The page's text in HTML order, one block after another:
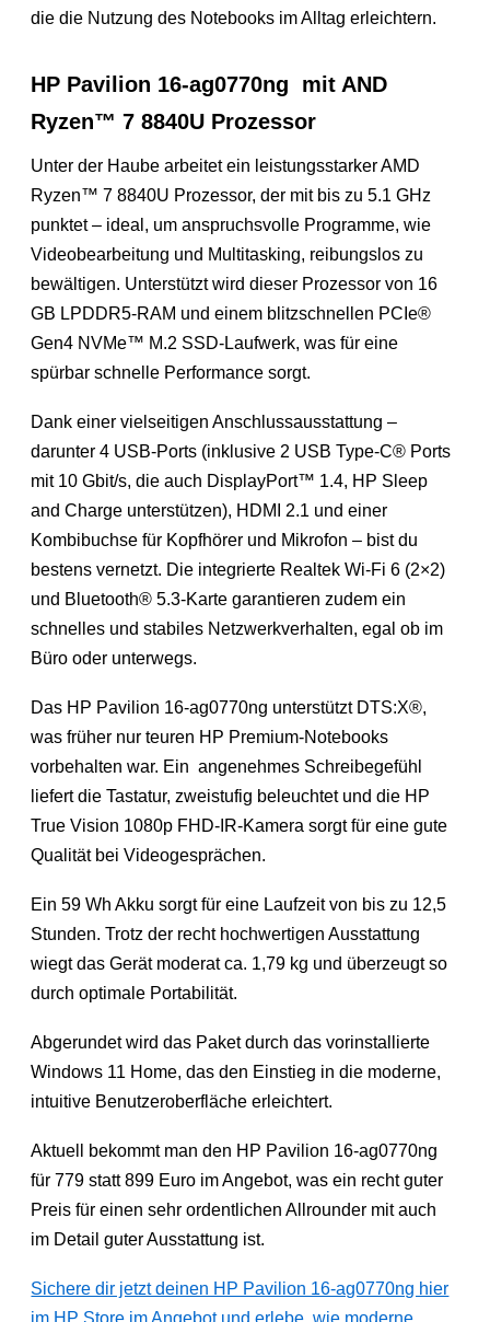
die die Nutzung des Notebooks im Alltag erleichtern.
HP Pavilion 16-ag0770ng mit AND
Ryzen™ 7 8840U Prozessor
Unter der Haube arbeitet ein leistungsstarker AMD
Ryzen™ 7 8840U Prozessor, der mit bis zu 5.1 GHz
punktet – ideal, um anspruchsvolle Programme, wie
Videobearbeitung und Multitasking, reibungslos zu
bewältigen. Unterstützt wird dieser Prozessor von 16
GB LPDDR5-RAM und einem blitzschnellen PCIe®
Gen4 NVMe™ M.2 SSD-Laufwerk, was für eine
spürbar schnelle Performance sorgt.
Dank einer vielseitigen Anschlussausstattung –
darunter 4 USB-Ports (inklusive 2 USB Type-C® Ports
mit 10 Gbit/s, die auch DisplayPort™ 1.4, HP Sleep
and Charge unterstützen), HDMI 2.1 und einer
Kombibuchse für Kopfhörer und Mikrofon – bist du
bestens vernetzt. Die integrierte Realtek Wi-Fi 6 (2×2)
und Bluetooth® 5.3-Karte garantieren zudem ein
schnelles und stabiles Netzwerkverhalten, egal ob im
Büro oder unterwegs.
Das HP Pavilion 16-ag0770ng unterstützt DTS:X®,
was früher nur teuren HP Premium-Notebooks
vorbehalten war. Ein angenehmes Schreibegefühl
liefert die Tastatur, zweistufig beleuchtet und die HP
True Vision 1080p FHD-IR-Kamera sorgt für eine gute
Qualität bei Videogesprächen.
Ein 59 Wh Akku sorgt für eine Laufzeit von bis zu 12,5
Stunden. Trotz der recht hochwertigen Ausstattung
wiegt das Gerät moderat ca. 1,79 kg und überzeugt so
durch optimale Portabilität.
Abgerundet wird das Paket durch das vorinstallierte
Windows 11 Home, das den Einstieg in die moderne,
intuitive Benutzeroberfläche erleichtert.
Aktuell bekommt man den HP Pavilion 16-ag0770ng
für 779 statt 899 Euro im Angebot, was ein recht guter
Preis für einen sehr ordentlichen Allrounder mit auch
im Detail guter Ausstattung ist.
Sichere dir jetzt deinen HP Pavilion 16-ag0770ng hier
im HP Store im Angebot und erlebe, wie moderne